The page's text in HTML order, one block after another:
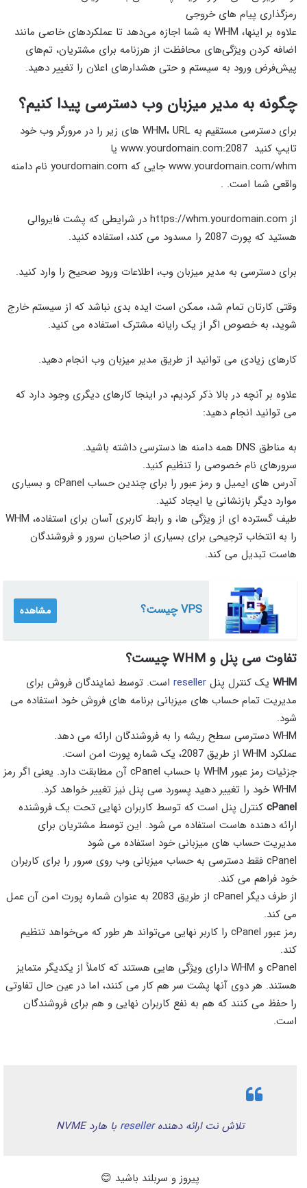
رمزگذاری پیام های خروجی
علاوه بر اینها، WHM به شما اجازه می‌دهد تا عملکردهای خاصی مانند
اضافه کردن ویژگی‌های محافظت از هرزنامه برای مشتریان، تم‌های
پیش‌فرض ورود به سیستم و حتی هشدارهای اعلان را تغییر دهید.
چگونه به مدیر میزبان وب دسترسی پیدا کنیم؟
برای دسترسی مستقیم به WHM، URL های زیر را در مرورگر وب خود
تایپ کنید www.yourdomain.com:2087 یا
www.yourdomain.com/whm جایی که yourdomain.com نام دامنه
واقعی شما است. .
از https://whm.yourdomain.com در شرایطی که پشت فایروالی
هستید که پورت 2087 را مسدود می کند، استفاده کنید.
برای دسترسی به مدیر میزبان وب، اطلاعات ورود صحیح را وارد کنید.
وقتی کارتان تمام شد، ممکن است ایده بدی نباشد که از سیستم خارج
شوید، به خصوص اگر از یک رایانه مشترک استفاده می کنید.
کارهای زیادی می توانید از طریق مدیر میزبان وب انجام دهید.
علاوه بر آنچه در بالا ذکر کردیم، در اینجا کارهای دیگری وجود دارد که
می توانید انجام دهید:
به مناطق DNS همه دامنه ها دسترسی داشته باشید.
سرورهای نام خصوصی را تنظیم کنید.
آدرس های ایمیل و رمز عبور را برای چندین حساب cPanel و بسیاری
موارد دیگر بازنشانی یا ایجاد کنید.
طیف گسترده ای از ویژگی ها، و رابط کاربری آسان برای استفاده، WHM
را به انتخاب ترجیحی برای بسیاری از صاحبان سرور و فروشندگان
هاست تبدیل می کند.
VPS چیست؟ مشاهده
تفاوت سی پنل و WHM چیست؟
WHM یک کنترل پنل reseller است. توسط نمایندگان فروش برای
مدیریت تمام حساب های میزبانی برنامه های فروش خود استفاده می
شود.
WHM دسترسی سطح ریشه را به فروشندگان ارائه می دهد.
عملکرد WHM از طریق 2087، یک شماره پورت امن است.
جزئیات رمز عبور WHM با حساب cPanel آن مطابقت دارد. یعنی اگر رمز
WHM خود را تغییر دهید پسورد سی پنل نیز تغییر خواهد کرد.
cPanel کنترل پنل است که توسط کاربران نهایی تحت یک فروشنده
ارائه دهنده هاست استفاده می شود. این توسط مشتریان برای
مدیریت حساب های میزبانی خود استفاده می شود
cPanel فقط دسترسی به حساب میزبانی وب روی سرور را برای کاربران
خود فراهم می کند.
از طرف دیگر cPanel از طریق 2083 به عنوان شماره پورت امن آن عمل
می کند.
رمز عبور cPanel را کاربر نهایی می‌تواند هر طور که می‌خواهد تنظیم
کند.
cPanel و WHM دارای ویژگی هایی هستند که کاملاً از یکدیگر متمایز
هستند. هر دوی آنها پشت سر هم کار می کنند، اما در عین حال تفاوتی
را حفظ می کنند که هم به نفع کاربران نهایی و هم برای فروشندگان
است.
تلاش نت ارائه دهندهreseller با هارد NVME
پیروز و سربلند باشید 😊